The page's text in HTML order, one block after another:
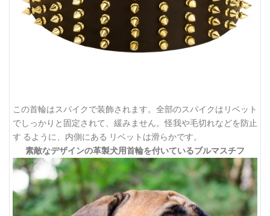
この首輪はスパイクで装飾されます。全部のスパイクはリベット
でしっかりと固定されて、緩みません。怪我や毛切れなどを防止
す るように、内側にある リベットは滑らかです。
素敵なデザインの革製犬用首輪を付いているブルマスチフ